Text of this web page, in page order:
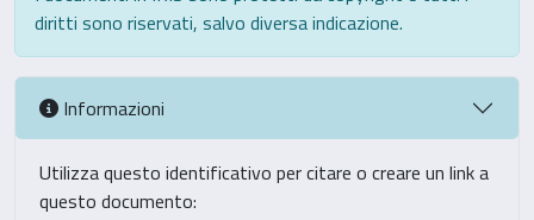
diritti sono riservati, salvo diversa indicazione.
Informazioni
Utilizza questo identificativo per citare o creare un link a
questo documento: